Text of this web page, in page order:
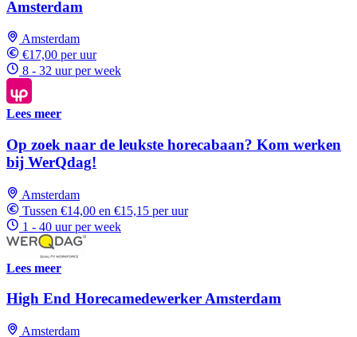
Amsterdam
Amsterdam
€17,00 per uur
8 - 32 uur per week
Lees meer
Op zoek naar de leukste horecabaan? Kom werken
bij WerQdag!
Amsterdam
Tussen €14,00 en €15,15 per uur
1 - 40 uur per week
Lees meer
High End Horecamedewerker Amsterdam
Amsterdam